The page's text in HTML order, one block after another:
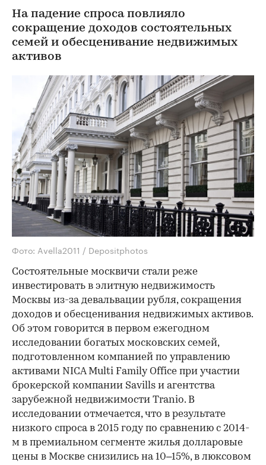
На падение спроса повлияло
сокращение доходов состоятельных
семей и обесценивание недвижимых
активов
Фото: Avella2011 / Depositphotos
Состоятельные москвичи стали реже
инвестировать в элитную недвижимость
Москвы из-за девальвации рубля, сокращения
доходов и обесценивания недвижимых активов.
Об этом говорится в первом ежегодном
исследовании богатых московских семей,
подготовленном компанией по управлению
активами NICA Multi Family Office при участии
брокерской компании Savills и агентства
зарубежной недвижимости Tranio. В
исследовании отмечается, что в результате
низкого спроса в 2015 году по сравнению с 2014-
м в премиальном сегменте жилья долларовые
цены в Москве снизились на 10–15%, в люксовом